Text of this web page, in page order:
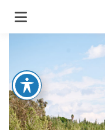
מקרקעין